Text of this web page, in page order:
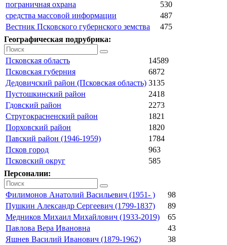
пограничная охрана
530
средства массовой информации
487
Вестник Псковского губернского земства
475
Географическая подрубрика:
Псковская область
14589
Псковская губерния
6872
Дедовичский район (Псковская область) 3135
Пустошкинский район
2418
Гдовский район
2273
Стругокрасненский район
1821
Порховский район
1820
Павский район (1946-1959)
1784
Псков город
963
Псковский округ
585
Персоналии:
Филимонов Анатолий Васильевич (1951- )
98
Пушкин Александр Сергеевич (1799-1837)
89
Медников Михаил Михайлович (1933-2019)
65
Павлова Вера Ивановна
43
Яшнев Василий Иванович (1879-1962)
38